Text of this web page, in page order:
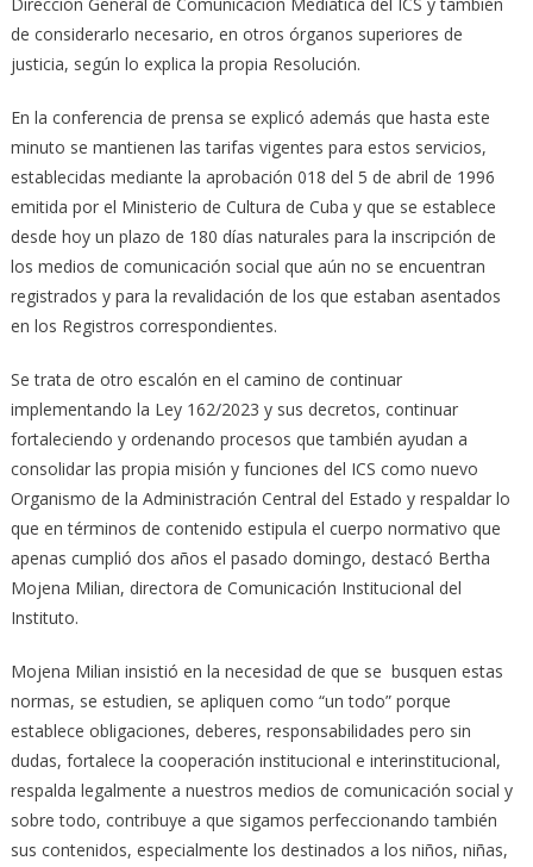
de considerarlo necesario, en otros órganos superiores de
justicia, según lo explica la propia Resolución.
En la conferencia de prensa se explicó además que hasta este
minuto se mantienen las tarifas vigentes para estos servicios,
establecidas mediante la aprobación 018 del 5 de abril de 1996
emitida por el Ministerio de Cultura de Cuba y que se establece
desde hoy un plazo de 180 días naturales para la inscripción de
los medios de comunicación social que aún no se encuentran
registrados y para la revalidación de los que estaban asentados
en los Registros correspondientes.
Se trata de otro escalón en el camino de continuar
implementando la Ley 162/2023 y sus decretos, continuar
fortaleciendo y ordenando procesos que también ayudan a
consolidar las propia misión y funciones del ICS como nuevo
Organismo de la Administración Central del Estado y respaldar lo
que en términos de contenido estipula el cuerpo normativo que
apenas cumplió dos años el pasado domingo, destacó Bertha
Mojena Milian, directora de Comunicación Institucional del
Instituto.
Mojena Milian insistió en la necesidad de que se busquen estas
normas, se estudien, se apliquen como “un todo” porque
establece obligaciones, deberes, responsabilidades pero sin
dudas, fortalece la cooperación institucional e interinstitucional,
respalda legalmente a nuestros medios de comunicación social y
sobre todo, contribuye a que sigamos perfeccionando también
sus contenidos, especialmente los destinados a los niños, niñas,